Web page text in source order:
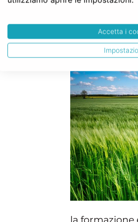
preventivi,
gratuito.
la formazione
Accetta i